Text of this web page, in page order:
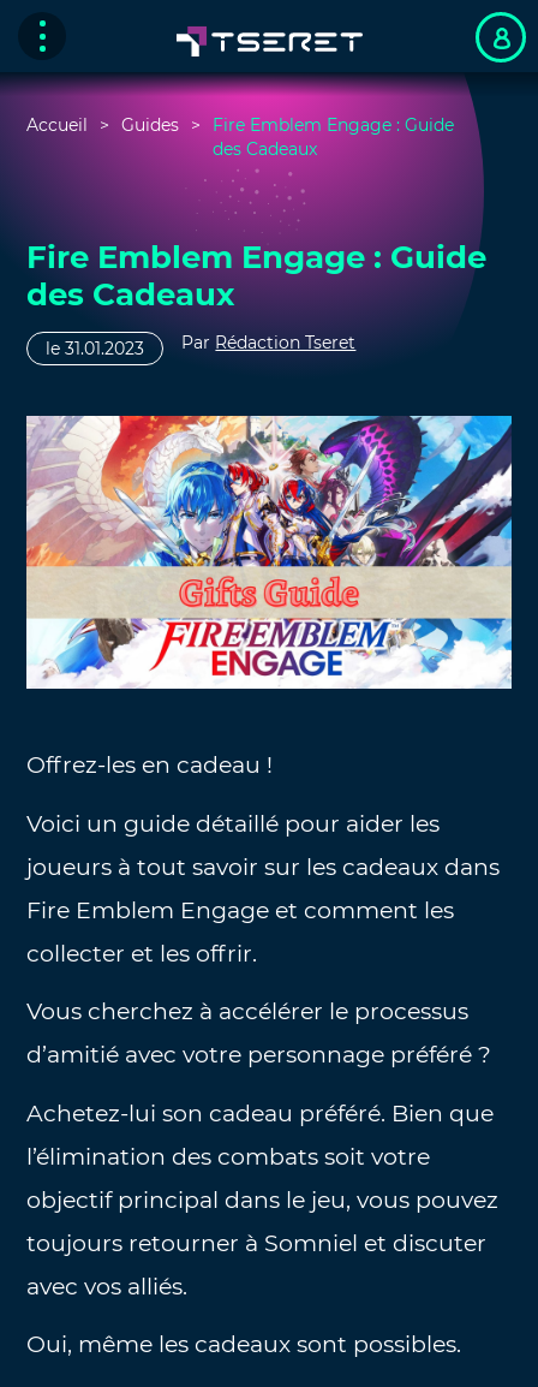
Accueil Guides
Fire Emblem Engage : Guide
des Cadeaux
Fire Emblem Engage : Guide
des Cadeaux
le 31.01.2023 Par Rédaction Tseret
Offrez-les en cadeau !
Voici un guide détaillé pour aider les
joueurs à tout savoir sur les cadeaux dans
Fire Emblem Engage et comment les
collecter et les offrir.
Vous cherchez à accélérer le processus
d’amitié avec votre personnage préféré ?
Achetez-lui son cadeau préféré. Bien que
l’élimination des combats soit votre
objectif principal dans le jeu, vous pouvez
toujours retourner à Somniel et discuter
avec vos alliés.
Oui, même les cadeaux sont possibles.